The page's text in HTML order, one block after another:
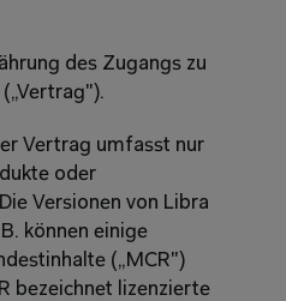
des Zugangs zu
Vertrag umfasst nur
oder
Versionen von Libra
können einige
(„MCR")
bezeichnet lizenzierte